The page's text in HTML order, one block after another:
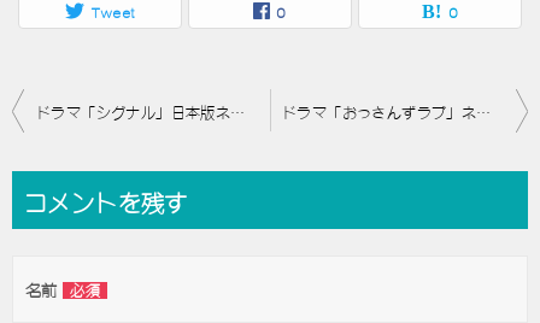
Tweet 0 0
投
ビ
ー
ドラマ「シグナル」日本版ネタバレ8話！大山を殺害したのは？岩田が真相を語る ドラマ「おっさんずラブ」ネタバレ5話！春田が牧と交際宣言？
コメントを残す
名前 必須